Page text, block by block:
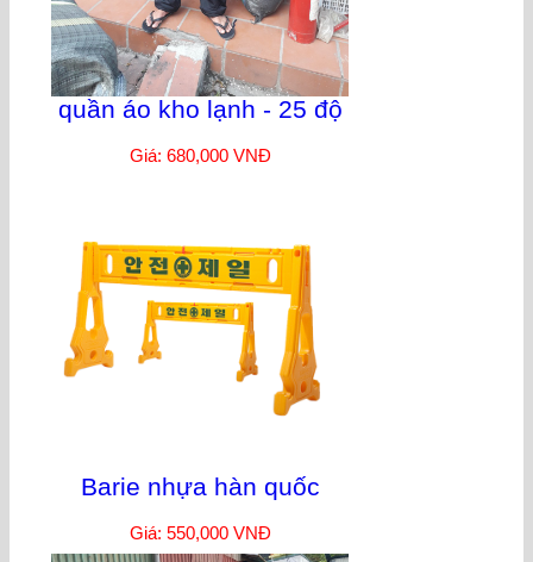
quần áo kho lạnh - 25 độ
Giá: 680,000 VNĐ
Barie nhựa hàn quốc
Giá: 550,000 VNĐ